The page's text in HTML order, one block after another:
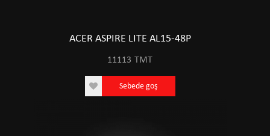
ACER ASPIRE LITE AL15-48P
11113 TMT
Sebede goş